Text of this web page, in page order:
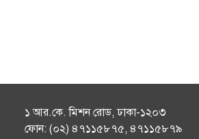
১ আর.কে. মিশন রোড, ঢাকা-১২০৩
ফোন: (০২) ৪৭১১৫৮৭৫, ৪৭১১৫৮৭৯